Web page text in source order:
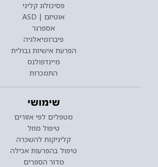
פסיכולוג קליני
אוטיזם | ASD
אספרגר
פיברומיאלגיה
הפרעת אישיות גבולית
מיינדפולנס
התמכרות
שימושי
מטפלים לפי אזורים
טיפול מוזל
קליניקות להשכרה
טיפול בהפרעות אכילה
מדור הספרים